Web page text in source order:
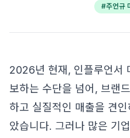
#주언규
2026년 현재, 인플루언서
보하는 수단을 넘어, 브랜
하고 실질적인 매출을 견
았습니다. 그러나 많은 기